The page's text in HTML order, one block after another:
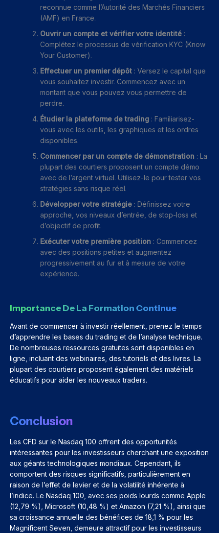
reconnue comme l’Autorité des Marchés Financiers
(AMF) en France.
Ouvrir un compte et vérifier votre identité :
Complétez le processus de vérification KYC (Know
Your Customer).
Effectuer un premier dépôt : Versez le capital que
vous souhaitez investir. Commencez avec un
montant que vous pouvez vous permettre de
perdre.
Étudier la plateforme de trading : Familiarisez-
vous avec les outils, les graphiques et les ordres
disponibles.
Commencer par un compte de démonstration : La
plupart des courtiers proposent un compte démo
avec de l’argent virtuel. Utilisez-le pour tester vos
stratégies sans risque réel.
Développer votre stratégie : Définissez votre
approche, vos niveaux d’entrée, de stop-loss et
d’objectif de profit.
Exécuter votre première position : Commencez
avec des positions petites et augmentez
progressivement au fur et à mesure de votre
expérience.
Importance De La Formation Continue
Avant de commencer à investir réellement, prenez le temps
d’apprendre les bases du trading et de l’analyse technique.
De nombreuses ressources gratuites sont disponibles en
ligne, incluant des webinaires, des tutoriels et des livres. La
plupart des courtiers proposent également des matériels
éducatifs pour aider les nouveaux traders.
Conclusion
Les CFD sur le Nasdaq 100 offrent des opportunités
intéressantes pour les investisseurs cherchant une exposition
aux géants technologiques mondiaux. Cependant, ils
comportent des risques significatifs, particulièrement en
raison de l’effet de levier et de la volatilité inhérente à
l’indice. Le Nasdaq 100, avec ses poids lourds comme Apple
(12,79 %), Microsoft (10,48 %) et Amazon (7,21 %), ainsi que
sa croissance annuelle des bénéfices de 18,1 % pour les
Magnificent Seven, demeure attractif pour les investisseurs